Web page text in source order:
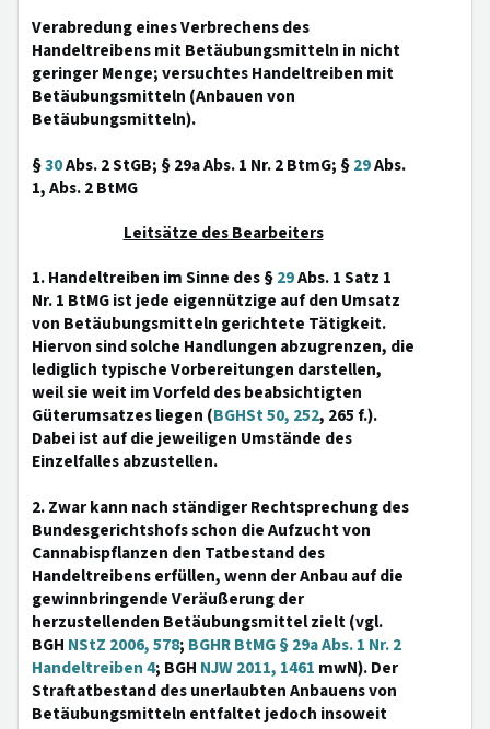
Verabredung eines Verbrechens des
Handeltreibens mit Betäubungsmitteln in nicht
geringer Menge; versuchtes Handeltreiben mit
Betäubungsmitteln (Anbauen von
Betäubungsmitteln).
§30Abs. 2 StGB; § 29a Abs. 1 Nr. 2 BtmG; §29Abs.
1, Abs. 2 BtMG
Leitsätze des Bearbeiters
1. Handeltreiben im Sinne des §29Abs. 1 Satz 1
Nr. 1 BtMG ist jede eigennützige auf den Umsatz
von Betäubungsmitteln gerichtete Tätigkeit.
Hiervon sind solche Handlungen abzugrenzen, die
lediglich typische Vorbereitungen darstellen,
weil sie weit im Vorfeld des beabsichtigten
Güterumsatzes liegen (BGHSt 50, 252, 265 f.).
Dabei ist auf die jeweiligen Umstände des
Einzelfalles abzustellen.
2. Zwar kann nach ständiger Rechtsprechung des
Bundesgerichtshofs schon die Aufzucht von
Cannabispflanzen den Tatbestand des
Handeltreibens erfüllen, wenn der Anbau auf die
gewinnbringende Veräußerung der
herzustellenden Betäubungsmittel zielt (vgl.
BGH NStZ 2006, 578; BGHR BtMG § 29a Abs. 1 Nr. 2
Handeltreiben 4; BGH NJW 2011, 1461 mwN). Der
Straftatbestand des unerlaubten Anbauens von
Betäubungsmitteln entfaltet jedoch insoweit